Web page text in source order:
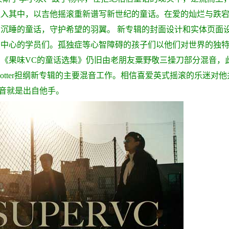
其中，以吉他摇滚重新谱写新世纪的童话。在爱的灿烂与跌宕
睡的童话，守护希望的羽翼。
新专辑的封面设计和实体页面
心的学员们。孤独症等心智障碍的孩子们以他们对世界的独
果味VC的童话选集》仍旧由老朋友粟野敬三操刀部分混音，
担纲新专辑的主要混音工作。相信喜爱英式摇滚的乐迷对他
就是出自他手。